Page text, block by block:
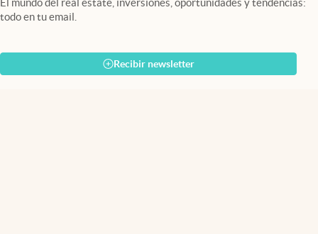
El mundo del real estate, inversiones, oportunidades y tendencias:
todo en tu email.
Recibir newsletter